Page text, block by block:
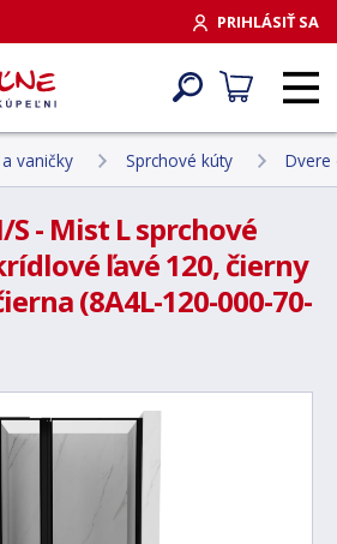
PRIHLÁSIŤ SA
vaničky Sprchové kúty Dvere
S - Mist L sprchové
ľavé 120, čierny
(8A4L-120-000-70-